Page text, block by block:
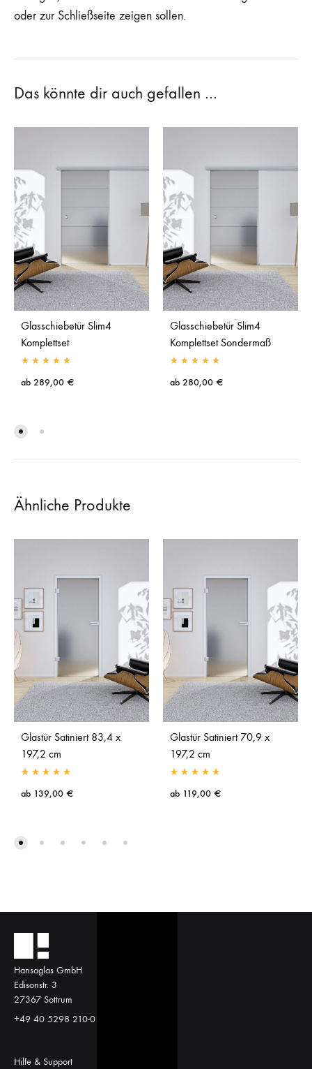
oder zur Schließseite zeigen sollen.
Das könnte dir auch gefallen …
Glasschiebetür Slim4
Komplettset
ab 289,00 €
Glasschiebetür Slim4
Komplettset Sondermaß
ab 280,00 €
Ähnliche Produkte
Glastür Satiniert 83,4 x
197,2 cm
ab 139,00 €
Glastür Satiniert 70,9 x
197,2 cm
ab 119,00 €
Hansaglas GmbH
Edisonstr. 3
27367 Sottrum
+49 40 5298 210-0
Hilfe & Support